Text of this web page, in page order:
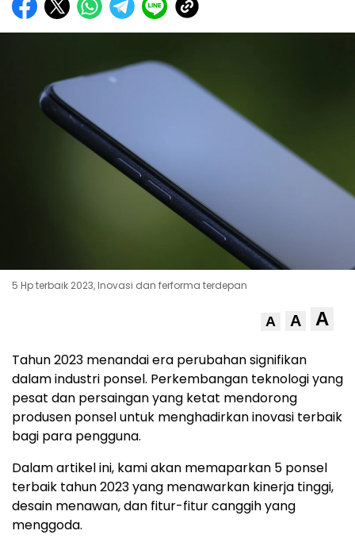
5 Hp terbaik 2023, Inovasi dan ferforma terdepan
A A A
Tahun 2023 menandai era perubahan signifikan
dalam industri ponsel. Perkembangan teknologi yang
pesat dan persaingan yang ketat mendorong
produsen ponsel untuk menghadirkan inovasi terbaik
bagi para pengguna.
Dalam artikel ini, kami akan memaparkan 5 ponsel
terbaik tahun 2023yang menawarkan kinerja tinggi,
desain menawan, dan fitur-fitur canggih yang
menggoda.